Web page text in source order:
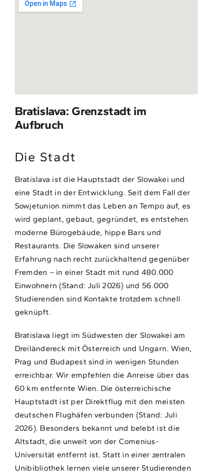
Bratislava: Grenzstadt im
Aufbruch
Die Stadt
Bratislava ist die Hauptstadt der Slowakei und
eine Stadt in der Entwicklung. Seit dem Fall der
Sowjetunion nimmt das Leben an Tempo auf, es
wird geplant, gebaut, gegründet, es entstehen
moderne Bürogebäude, hippe Bars und
Restaurants. Die Slowaken sind unserer
Erfahrung nach recht zurückhaltend gegenüber
Fremden – in einer Stadt mit rund 480.000
Einwohnern (Stand: Juli 2026) und 56.000
Studierenden sind Kontakte trotzdem schnell
geknüpft.
Bratislava liegt im Südwesten der Slowakei am
Dreiländereck mit Österreich und Ungarn. Wien,
Prag und Budapest sind in wenigen Stunden
erreichbar. Wir empfehlen die Anreise über das
60 km entfernte Wien. Die österreichische
Hauptstadt ist per Direktflug mit den meisten
deutschen Flughäfen verbunden (Stand: Juli
2026). Besonders bekannt und belebt ist die
Altstadt, die unweit von der Comenius-
Universität entfernt ist. Statt in einer zentralen
Unibibliothek lernen viele unserer Studierenden